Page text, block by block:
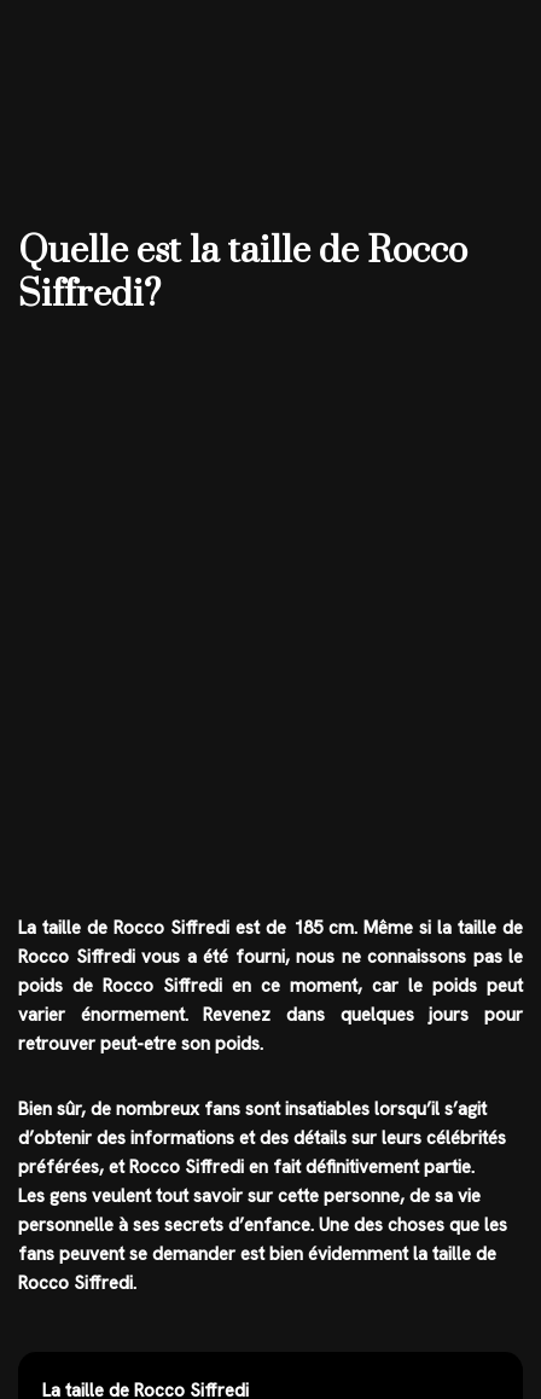
Quelle est la taille de Rocco
Siffredi?
La taille de Rocco Siffredi est de 185 cm. Même si la taille de
Rocco Siffredi vous a été fourni, nous ne connaissons pas le
poids de Rocco Siffredi en ce moment, car le poids peut
varier énormement. Revenez dans quelques jours pour
retrouver peut-etre son poids.
Bien sûr, de nombreux fans sont insatiables lorsqu’il s’agit
d’obtenir des informations et des détails sur leurs célébrités
préférées, etRocco Siffredi en fait définitivement partie.
Les gens veulent tout savoir sur cette personne, de sa vie
personnelle à ses secrets d’enfance. Une des choses que les
fans peuvent se demander est bien évidemment la taille de
Rocco Siffredi.
La taille de Rocco Siffredi